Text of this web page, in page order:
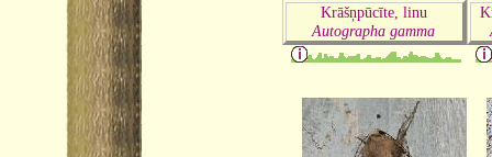
Krāšņpūcīte, linu
Autographa gamma